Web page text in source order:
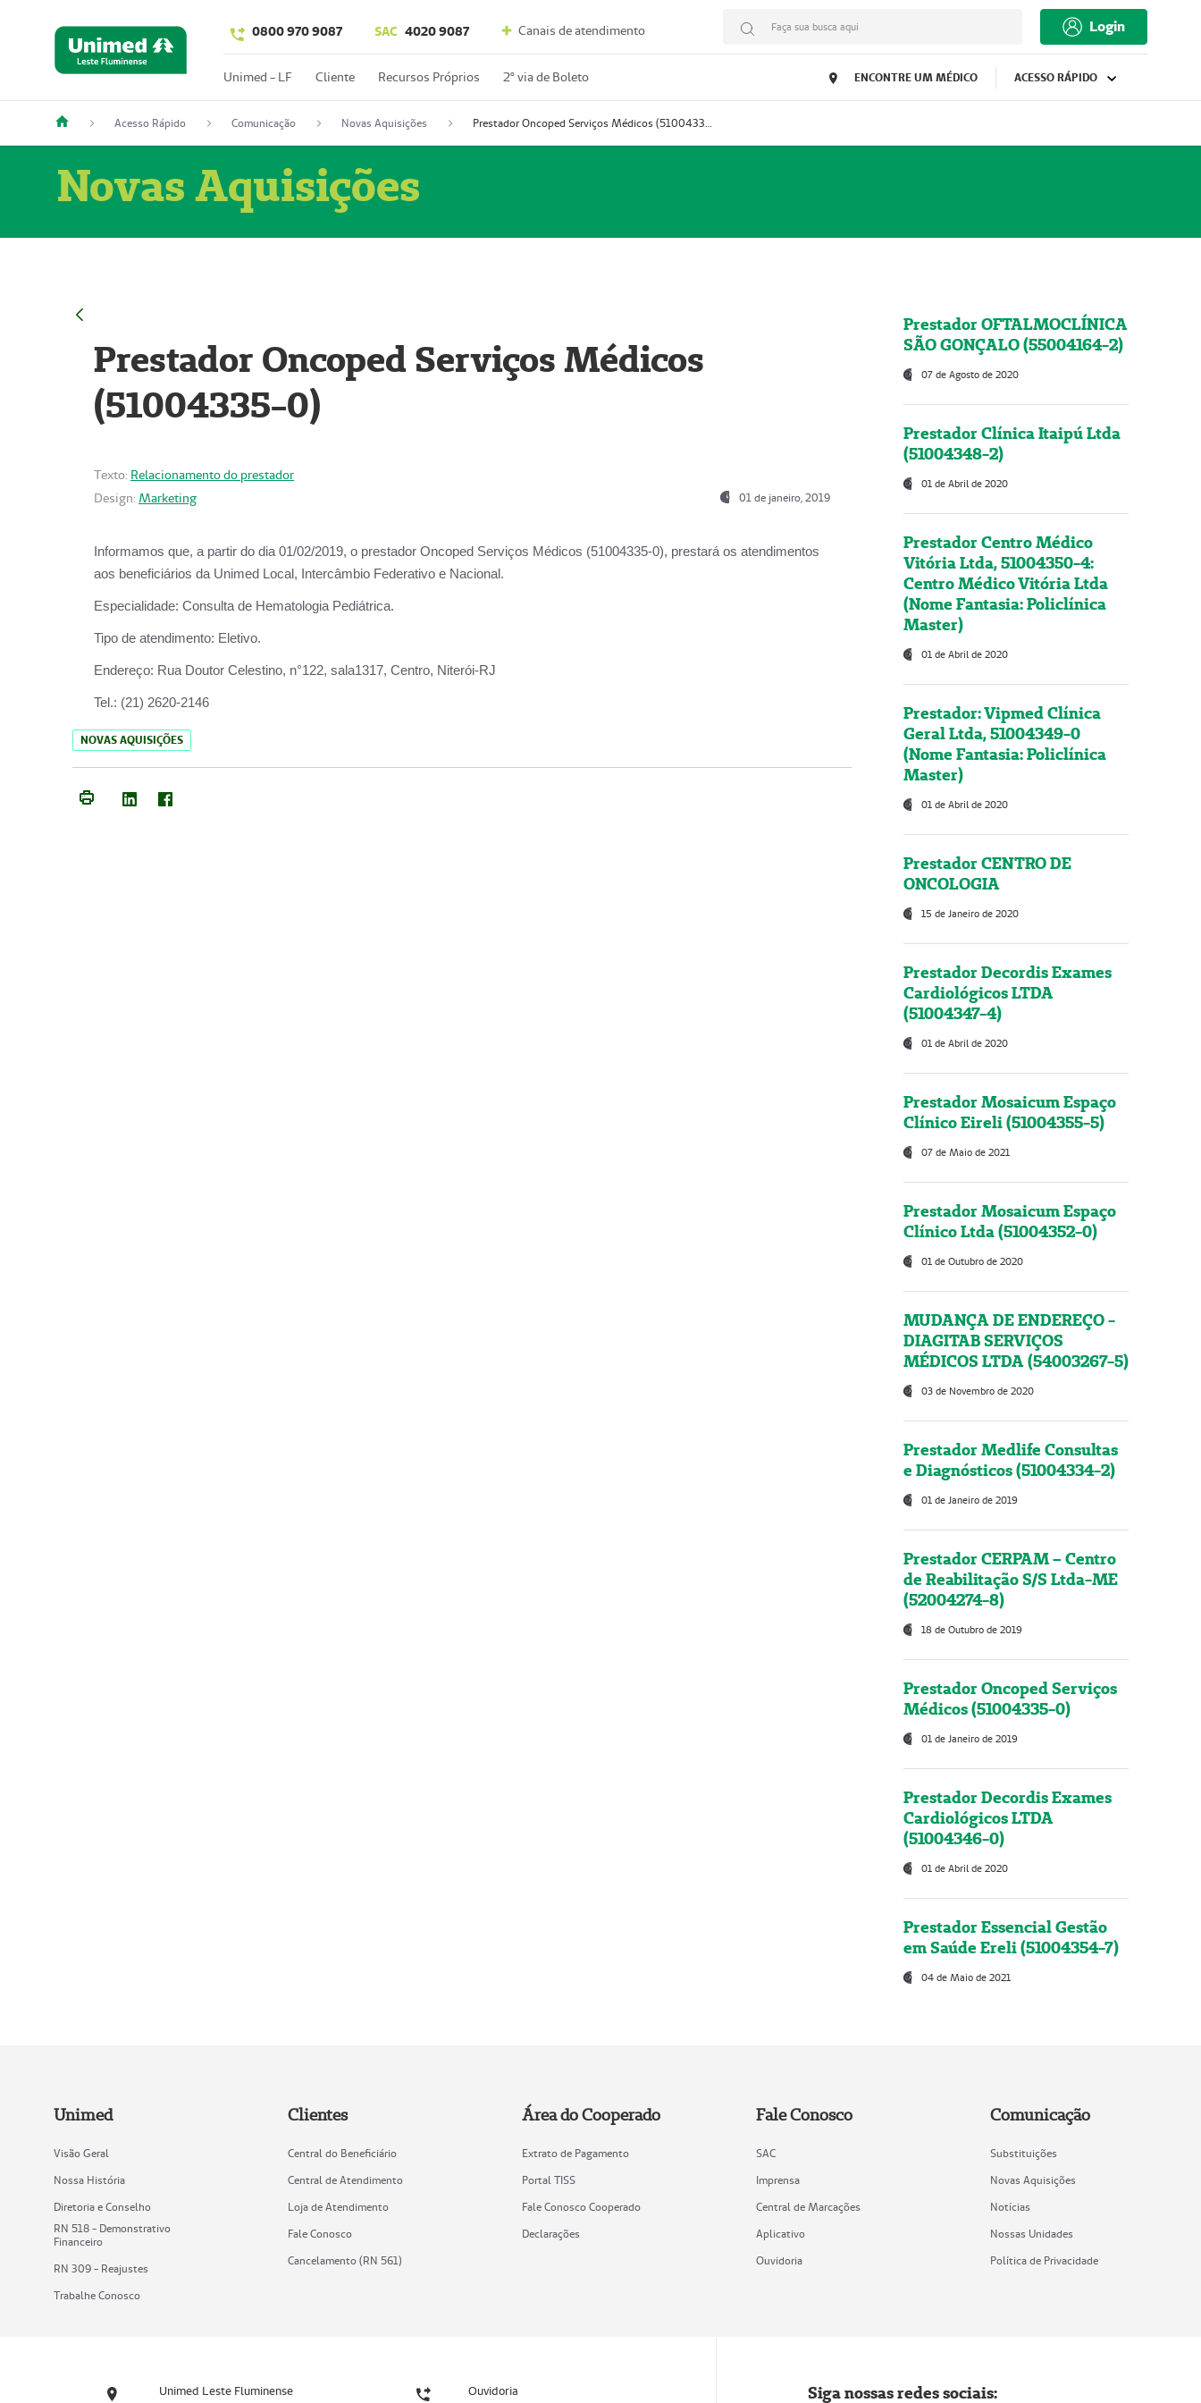
0800 970 9087 SAC 4020 9087 Canais de atendimento Faça sua busca aqui Login
Unimed - LF Cliente Recursos Próprios 2º via de Boleto ENCONTRE UM MÉDICO ACESSO RÁPIDO
Acesso Rápido Comunicação Novas Aquisições Prestador Oncoped Serviços Médicos (51004335-0)
Novas Aquisições
Prestador Oncoped Serviços Médicos
(51004335-0)
Texto: Relacionamento do prestador
Design: Marketing 01 de janeiro, 2019
Informamos que, a partir do dia 01/02/2019, o prestador Oncoped Serviços Médicos (51004335-0), prestará os atendimentos
aos beneficiários da Unimed Local, Intercâmbio Federativo e Nacional.
Especialidade: Consulta de Hematologia Pediátrica.
Tipo de atendimento: Eletivo.
Endereço: Rua Doutor Celestino, n°122, sala1317, Centro, Niterói-RJ
Tel.: (21) 2620-2146
NOVAS AQUISIÇÕES
Prestador OFTALMOCLÍNICA
SÃO GONÇALO (55004164-2)
07 de Agosto de 2020
Prestador Clínica Itaipú Ltda
(51004348-2)
01 de Abril de 2020
Prestador Centro Médico
Vitória Ltda, 51004350-4:
Centro Médico Vitória Ltda
(Nome Fantasia: Policlínica
Master)
01 de Abril de 2020
Prestador: Vipmed Clínica
Geral Ltda, 51004349-0
(Nome Fantasia: Policlínica
Master)
01 de Abril de 2020
Prestador CENTRO DE
ONCOLOGIA
15 de Janeiro de 2020
Prestador Decordis Exames
Cardiológicos LTDA
(51004347-4)
01 de Abril de 2020
Prestador Mosaicum Espaço
Clínico Eireli (51004355-5)
07 de Maio de 2021
Prestador Mosaicum Espaço
Clínico Ltda (51004352-0)
01 de Outubro de 2020
MUDANÇA DE ENDEREÇO -
DIAGITAB SERVIÇOS
MÉDICOS LTDA (54003267-5)
03 de Novembro de 2020
Prestador Medlife Consultas
e Diagnósticos (51004334-2)
01 de Janeiro de 2019
Prestador CERPAM – Centro
de Reabilitação S/S Ltda-ME
(52004274-8)
18 de Outubro de 2019
Prestador Oncoped Serviços
Médicos (51004335-0)
01 de Janeiro de 2019
Prestador Decordis Exames
Cardiológicos LTDA
(51004346-0)
01 de Abril de 2020
Prestador Essencial Gestão
em Saúde Ereli (51004354-7)
04 de Maio de 2021
Unimed
Visão Geral
Nossa História
Diretoria e Conselho
RN 518 - Demonstrativo
Financeiro
RN 309 - Reajustes
Trabalhe Conosco
Clientes
Central do Beneficiário
Central de Atendimento
Loja de Atendimento
Fale Conosco
Cancelamento (RN 561)
Área do Cooperado
Extrato de Pagamento
Portal TISS
Fale Conosco Cooperado
Declarações
Fale Conosco
SAC
Imprensa
Central de Marcações
Aplicativo
Ouvidoria
Comunicação
Substituições
Novas Aquisições
Notícias
Nossas Unidades
Política de Privacidade
Unimed Leste Fluminense Ouvidoria Siga nossas redes sociais: